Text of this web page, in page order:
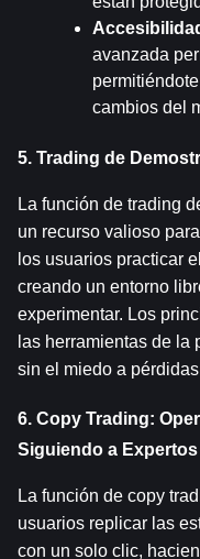
avanzada
cambios del
5. Trading de
La función de trading
un recurso valioso
los usuarios practicar
creando un entorno
experimentar. Los
las herramientas de la
sin el miedo a
6. Copy Trading:
Siguiendo a Expertos
La función de copy
usuarios replicar las
con un solo clic,